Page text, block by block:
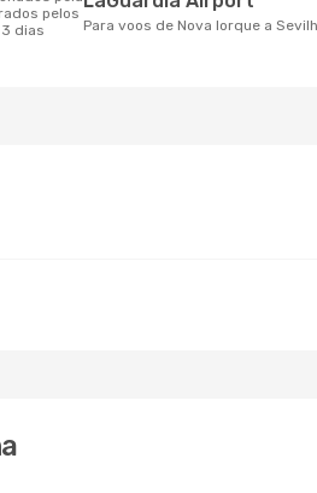
pelos
dias
Para voos de Nova Iorque a